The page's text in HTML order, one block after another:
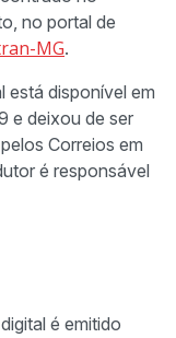
no portal de
MG.
está disponível em
e deixou de ser
Correios em
é responsável
é emitido